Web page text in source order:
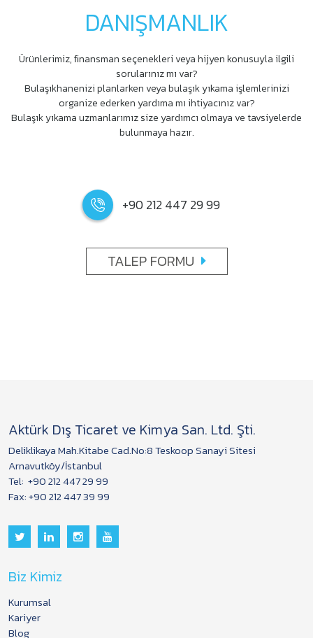
DANIŞMANLIK
Ürünlerimiz, ﬁnansman seçenekleri veya hijyen konusuyla ilgili
sorularınız mı var?
Bulaşıkhanenizi planlarken veya bulaşık yıkama işlemlerinizi
organize ederken yardıma mı ihtiyacınız var?
Bulaşık yıkama uzmanlarımız size yardımcı olmaya ve tavsiyelerde
bulunmaya hazır.
+90 212 447 29 99
TALEP FORMU
Aktürk Dış Ticaret ve Kimya San. Ltd. Şti.
Deliklikaya Mah.Kitabe Cad.No:8 Teskoop Sanayi Sitesi
Arnavutköy/İstanbul
Tel: +90 212 447 29 99
Fax: +90 212 447 39 99
Biz Kimiz
Kurumsal
Kariyer
Blog